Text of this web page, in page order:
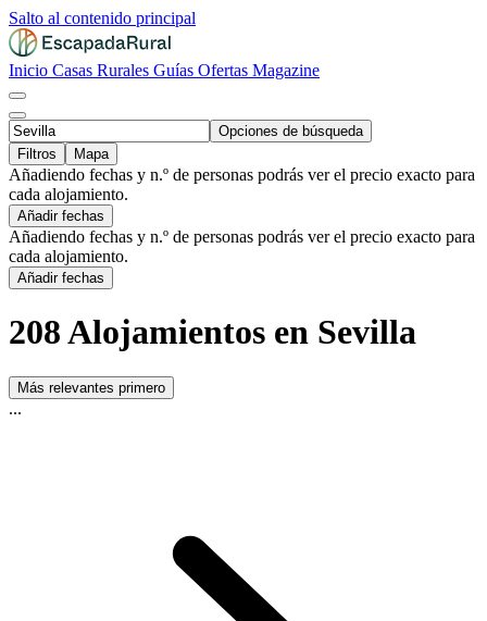
Salto al contenido principal
Inicio Casas Rurales Guías Ofertas Magazine
Opciones de búsqueda
Filtros
Mapa
Añadiendo fechas y n.º de personas podrás ver el precio exacto para
cada alojamiento.
Añadir fechas
Añadiendo fechas y n.º de personas podrás ver el precio exacto para
cada alojamiento.
Añadir fechas
208 Alojamientos en Sevilla
Más relevantes primero
...